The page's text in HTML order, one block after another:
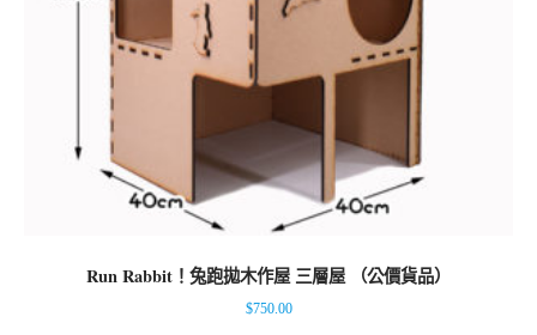
Run Rabbit！兔跑拋木作屋 三層屋 （公價貨品）
$750.00